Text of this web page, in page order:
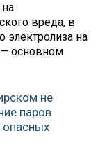
вреда, в
электролиза на
основном
не
паров
опасных